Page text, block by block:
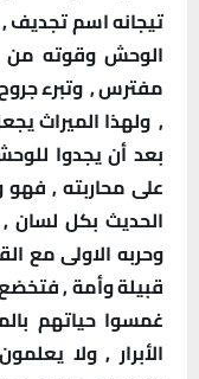
تيجانه اسم تجديف
الوحش وقوته من
مفترس , وتبرء
, ولهذا الميراث
بعد أن يجدوا
على محاربته ,
الحديث بكل لسان ,
وحربه الاولى مع
قبيلة وأمة ,
غمسوا حياتهم
الأبرار , ولا